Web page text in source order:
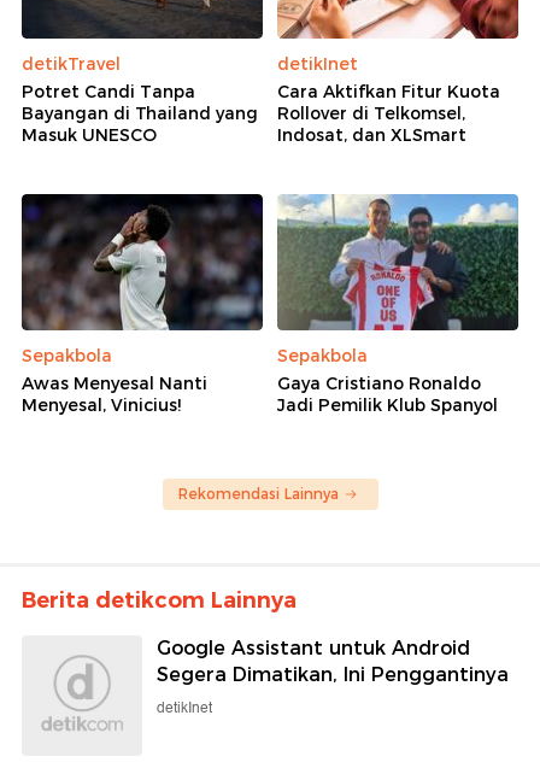
detikTravel
Potret Candi Tanpa
Bayangan di Thailand yang
Masuk UNESCO
detikInet
Cara Aktifkan Fitur Kuota
Rollover di Telkomsel,
Indosat, dan XLSmart
Sepakbola
Awas Menyesal Nanti
Menyesal, Vinicius!
Sepakbola
Gaya Cristiano Ronaldo
Jadi Pemilik Klub Spanyol
Rekomendasi Lainnya
Berita detikcom Lainnya
Google Assistant untuk Android
Segera Dimatikan, Ini Penggantinya
detikInet